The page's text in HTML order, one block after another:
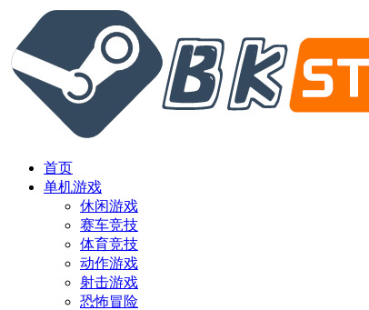
首页
单机游戏
休闲游戏
赛车竞技
体育竞技
动作游戏
射击游戏
恐怖冒险